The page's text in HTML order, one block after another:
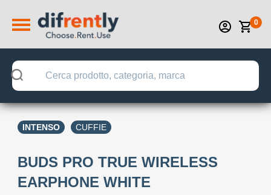
0
INTENSO CUFFIE
BUDS PRO TRUE WIRELESS
EARPHONE WHITE